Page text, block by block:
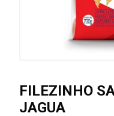
FILEZINHO
JAGUA